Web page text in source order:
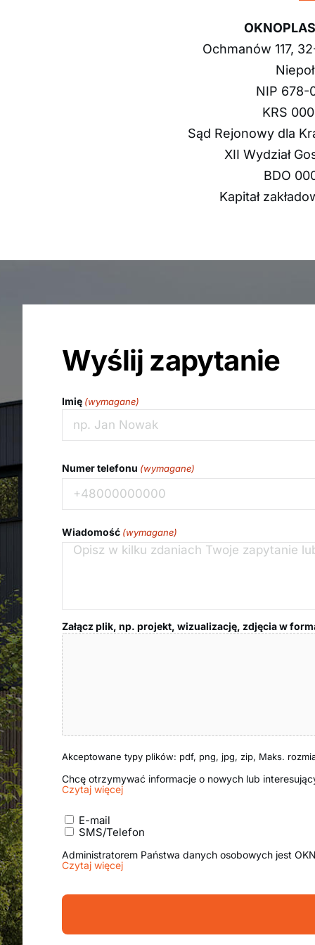
Ochmanów 117,
NIP 678-
KRS
Sąd Rejonowy dla
XII Wydział
BDO
Kapitał
Wyślij zapytanie
Imię (wymagane)
Numer telefonu (wymagane)
Wiadomość (wymagane)
Załącz plik, np. projekt, wizualizację, zdjęcia w
Akceptowane typy plików: pdf, png, jpg, zip, Maks.
Chcę otrzymywać informacje o nowych lub
Czytaj więcej
Zgoda
na
kanały
komunikacji
E-mail
SMS/Telefon
Administratorem Państwa danych osobowych jest
Czytaj więcej